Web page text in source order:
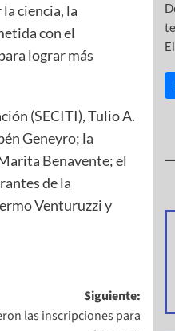
ciencia, la
con el
lograr más
(SECITI), Tulio A.
Geneyro; la
Benavente; el
de la
Venturuzzi y
Siguiente:
las inscripciones para